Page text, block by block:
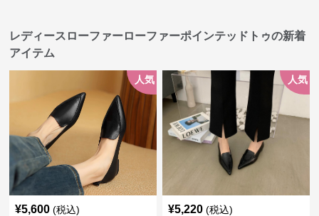
レディースローファーローファーポインテッドトゥの新着
アイテム
人気
¥5,600 (税込)
人気
¥5,220 (税込)